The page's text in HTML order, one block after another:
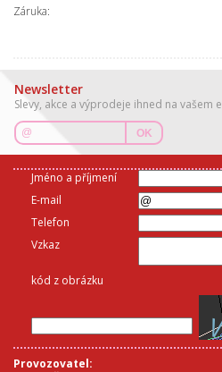
Záruka:
Newsletter
Slevy, akce a výprodeje ihned na vašem
OK
Jméno a příjmení
E-mail
Telefon
Vzkaz
kód z obrázku
Provozovatel: